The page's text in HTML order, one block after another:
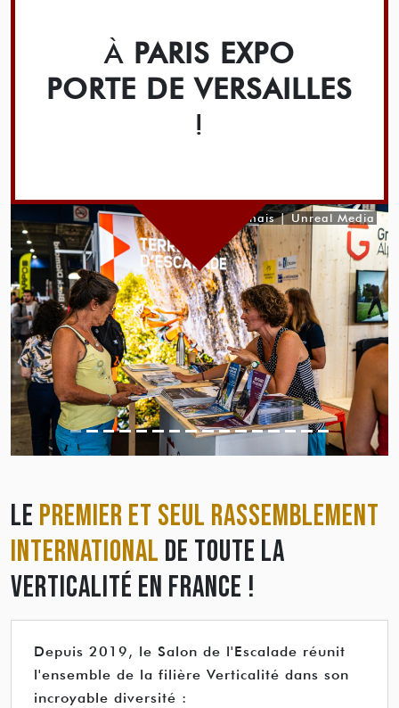
À PARIS EXPO
PORTE DE VERSAILLES
!
© K. Lahais | Unreal Media
LE PREMIER ET SEUL RASSEMBLEMENT
INTERNATIONAL DE TOUTE LA
VERTICALITÉ EN FRANCE !
Depuis 2019, le Salon de l'Escalade réunit
l'ensemble de la filière Verticalité dans son
incroyable diversité :